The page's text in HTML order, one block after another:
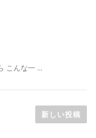
こんな一 …
新しい投稿